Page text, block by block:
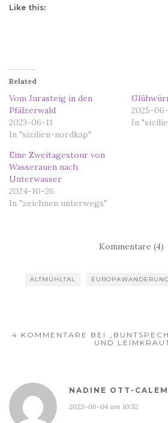
Like this:
Related
Vom Jurasteig in den
Pfälzerwald
2023-06-11
In "sizilien-nordkap"
2025-
In
Eine Zweitagestour von
Wasserauen nach
Unterwasser
2024-10-26
In "zeichnen unterwegs"
Kommentare (4)
ALTMÜHLTAL EUROPAWANDERUNG
4 KOMMENTARE BEI
UND
NADINE OTT-
2023-06-04 um 10:52